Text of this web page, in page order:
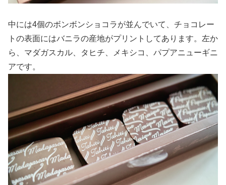
中には4個のボンボンショコラが並んでいて、チョコレー
トの表面にはバニラの産地がプリントしてあります。左か
ら、マダガスカル、タヒチ、メキシコ、パプアニューギニ
アです。